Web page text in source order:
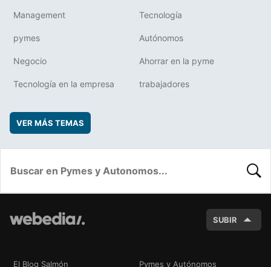
Management Tecnología
pymes Autónomos
Negocio Ahorrar en la pyme
Tecnología en la empresa trabajadores
VER MÁS TEMAS
SUBIR
El Blog Salmón Pymes y Autónomos